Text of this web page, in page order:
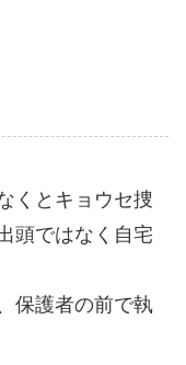
くとキョウセ捜
頭ではなく自宅
保護者の前で執